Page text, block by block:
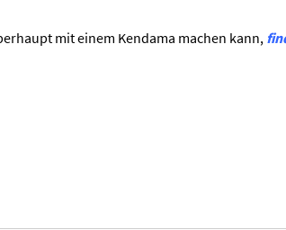
mit einem Kendama machen kann,